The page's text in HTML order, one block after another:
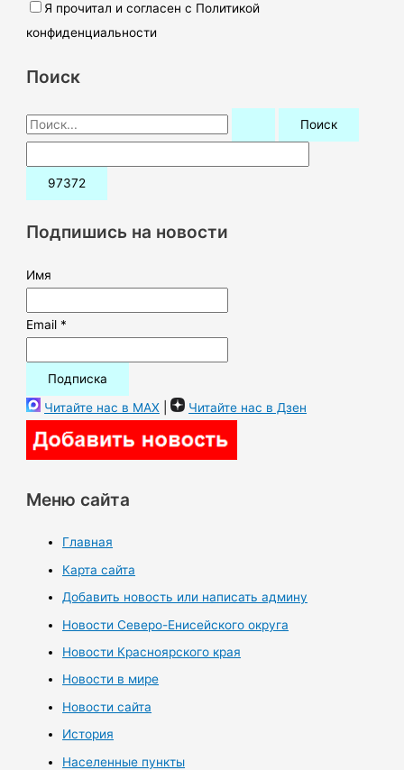
Я прочитал и согласен с Политикой
конфиденциальности
Поиск
П
о
и
:Подпишись на новости
Имя
Email *
Читайте нас в MAX | Читайте нас в Дзен
Меню сайта
Главная
Карта сайта
Добавить новость или написать админу
Новости Северо-Енисейского округа
Новости Красноярского края
Новости в мире
Новости сайта
История
Населенные пункты